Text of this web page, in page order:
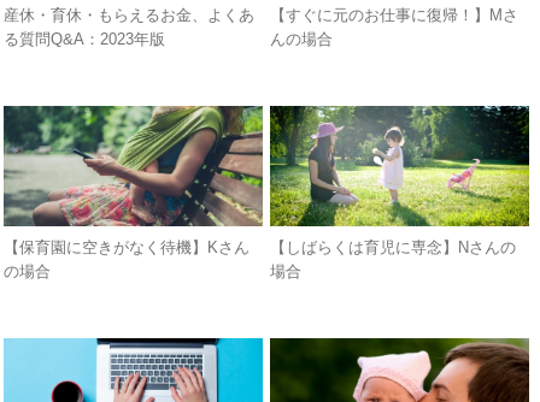
産休・育休・もらえるお金、よくあ
る質問Q&A：2023年版
【すぐに元のお仕事に復帰！】Mさ
んの場合
【保育園に空きがなく待機】Kさん
の場合
【しばらくは育児に専念】Nさんの
場合